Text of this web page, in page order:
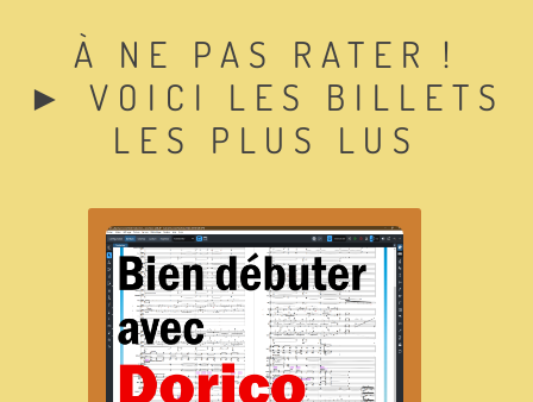
À NE PAS RATER !
► VOICI LES BILLETS
LES PLUS LUS